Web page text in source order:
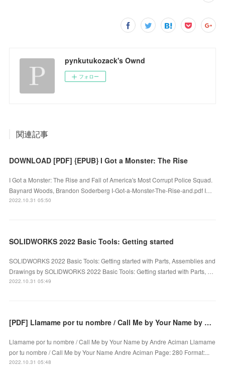
pynkutukozack's Ownd
フォロー
関連記事
DOWNLOAD [PDF] {EPUB} I Got a Monster: The Rise
I Got a Monster: The Rise and Fall of America's Most Corrupt Police Squad.
Baynard Woods, Brandon Soderberg I-Got-a-Monster-The-Rise-and.pdf I…
2022.10.31 05:50
SOLIDWORKS 2022 Basic Tools: Getting started
SOLIDWORKS 2022 Basic Tools: Getting started with Parts, Assemblies and
Drawings by SOLIDWORKS 2022 Basic Tools: Getting started with Parts, …
2022.10.31 05:49
[PDF] Llamame por tu nombre / Call Me by Your Name by Andre Aciman
Llamame por tu nombre / Call Me by Your Name by Andre Aciman Llamame
por tu nombre / Call Me by Your Name Andre Aciman Page: 280 Format:...
2022.10.31 05:48